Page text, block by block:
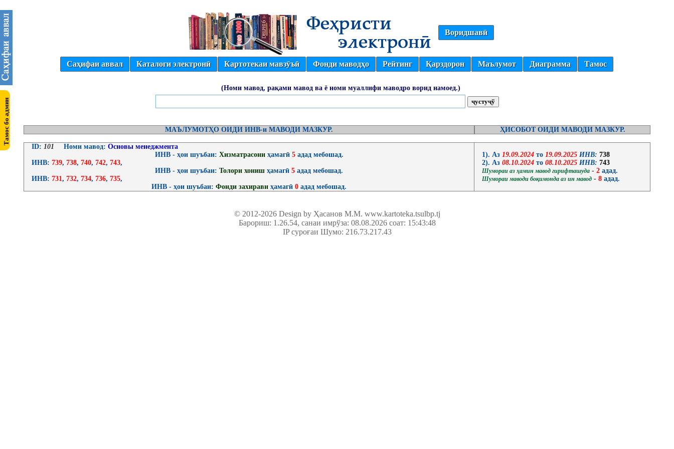
Воридшавӣ
Саҳифаи аввал Каталоги электронӣ Картотекаи мавзӯъӣ Фонди маводҳо Рейтинг Қарздорон Маълумот Диаграмма Тамос
(Номи мавод, рақами мавод ва ё номи муаллифи маводро ворид намоед.)
МАЪЛУМОТҲО ОИДИ ИНВ-и МАВОДИ МАЗКУР. ҲИСОБОТ ОИДИ МАВОДИ МАЗКУР.
ID: 101 Номи мавод: Основы менеджмента
ИНВ - ҳои шуъбаи: Хизматрасониҳамагӣ 5адад мебошад.
ИНВ: 739, 738, 740, 742, 743,
ИНВ - ҳои шуъбаи: Толори хониш ҳамагӣ 5 адад мебошад.
ИНВ: 731, 732, 734, 736, 735,
ИНВ - ҳои шуъбаи: Фонди захирави ҳамагӣ 0 адад мебошад.
1). Аз 19.09.2024 то 19.09.2025 ИНВ: 738
2). Аз 08.10.2024 то 08.10.2025 ИНВ: 743
Шумораи аз ҳамин мавод гирифташуда - 2 адад.
Шумораи маводи боқимонда аз ин мавод - 8 адад.
© 2012-2026 Design by Ҳасанов М.М. www.kartoteka.tsulbp.tj
Барориш: 1.26.54, санаи имрўза: 08.08.2026 соат: 15:43:48
IP суроғаи Шумо: 216.73.217.43